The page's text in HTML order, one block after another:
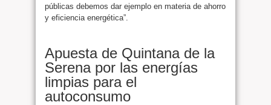
públicas debemos dar ejemplo en materia de ahorro
y eficiencia energética”.
Apuesta de Quintana de la
Serena por las energías
limpias para el
autoconsumo